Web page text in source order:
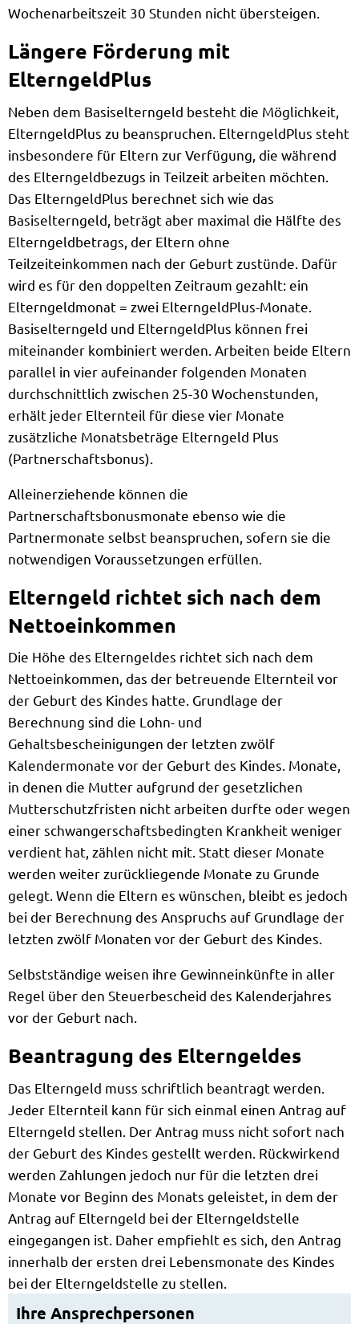
Wochenarbeitszeit 30 Stunden nicht übersteigen.
Längere Förderung mit
ElterngeldPlus
Neben dem Basiselterngeld besteht die Möglichkeit,
ElterngeldPlus zu beanspruchen. ElterngeldPlus steht
insbesondere für Eltern zur Verfügung, die während
des Elterngeldbezugs in Teilzeit arbeiten möchten.
Das ElterngeldPlus berechnet sich wie das
Basiselterngeld, beträgt aber maximal die Hälfte des
Elterngeldbetrags, der Eltern ohne
Teilzeiteinkommen nach der Geburt zustünde. Dafür
wird es für den doppelten Zeitraum gezahlt: ein
Elterngeldmonat = zwei ElterngeldPlus-Monate.
Basiselterngeld und ElterngeldPlus können frei
miteinander kombiniert werden. Arbeiten beide Eltern
parallel in vier aufeinander folgenden Monaten
durchschnittlich zwischen 25-30 Wochenstunden,
erhält jeder Elternteil für diese vier Monate
zusätzliche Monatsbeträge Elterngeld Plus
(Partnerschaftsbonus).
Alleinerziehende können die
Partnerschaftsbonusmonate ebenso wie die
Partnermonate selbst beanspruchen, sofern sie die
notwendigen Voraussetzungen erfüllen.
Elterngeld richtet sich nach dem
Nettoeinkommen
Die Höhe des Elterngeldes richtet sich nach dem
Nettoeinkommen, das der betreuende Elternteil vor
der Geburt des Kindes hatte. Grundlage der
Berechnung sind die Lohn- und
Gehaltsbescheinigungen der letzten zwölf
Kalendermonate vor der Geburt des Kindes. Monate,
in denen die Mutter aufgrund der gesetzlichen
Mutterschutzfristen nicht arbeiten durfte oder wegen
einer schwangerschaftsbedingten Krankheit weniger
verdient hat, zählen nicht mit. Statt dieser Monate
werden weiter zurückliegende Monate zu Grunde
gelegt. Wenn die Eltern es wünschen, bleibt es jedoch
bei der Berechnung des Anspruchs auf Grundlage der
letzten zwölf Monaten vor der Geburt des Kindes.
Selbstständige weisen ihre Gewinneinkünfte in aller
Regel über den Steuerbescheid des Kalenderjahres
vor der Geburt nach.
Beantragung des Elterngeldes
Das Elterngeld muss schriftlich beantragt werden.
Jeder Elternteil kann für sich einmal einen Antrag auf
Elterngeld stellen. Der Antrag muss nicht sofort nach
der Geburt des Kindes gestellt werden. Rückwirkend
werden Zahlungen jedoch nur für die letzten drei
Monate vor Beginn des Monats geleistet, in dem der
Antrag auf Elterngeld bei der Elterngeldstelle
eingegangen ist. Daher empfiehlt es sich, den Antrag
innerhalb der ersten drei Lebensmonate des Kindes
bei der Elterngeldstelle zu stellen.
Ihre Ansprechpersonen